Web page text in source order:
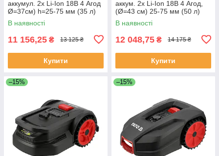
аккумул. 2х Li-Ion 18В 4 Агод
Ø=37см) h=25-75 мм (35 л)
Yato YT-85222
В наявності
11 156,25 ₴ 13 125 ₴
Купити
аккум. 2х Li-Ion 18В 4 Агод,
(Ø=43 см) 25-75 мм (50 л)
Yato YT-85224
В наявності
12 048,75 ₴ 14 175 ₴
Купити
–15% –15%